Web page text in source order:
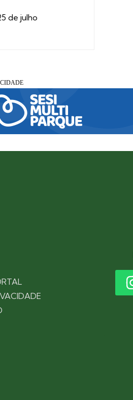
de julho